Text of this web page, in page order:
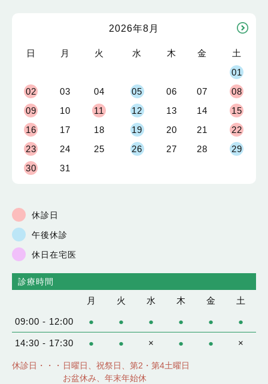
2026年8月
日 月 火 水 木 金
土
01
02
03 04 05 06 07
08
09
10 11 12 13 14
15
16
17 18 19 20 21
22
23
24 25 26 27 28
29
30
31
休診日
午後休診
休日在宅医
診療時間
月 火 水 木 金 土
09:00 - 12:00 ● ● ● ● ● ●
14:30 - 17:30 ● ● × ● ● ×
休診日・・・ 日曜日、祝祭日、第2・第4土曜日
お盆休み、年末年始休